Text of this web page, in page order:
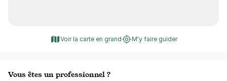
Voir la carte en grand M'y faire guider
Vous êtes un professionnel ?